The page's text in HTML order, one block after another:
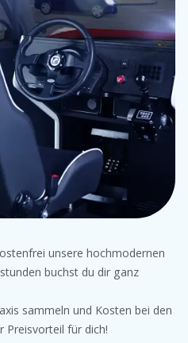
unsere hochmodernen
buchst du dir ganz
sammeln und Kosten bei den
Preisvorteil für dich!